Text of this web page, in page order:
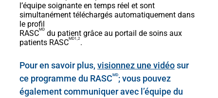
l’équipe soignante en temps réel et sont
simultanément téléchargés automatiquement dans
le profil
RASCMD du patient grâce au portail de soins aux
patients RASCMD1,2.
Pour en savoir plus, visionnez une vidéosur
ce programme du RASCMD; vous pouvez
également communiquer avec l’équipe du